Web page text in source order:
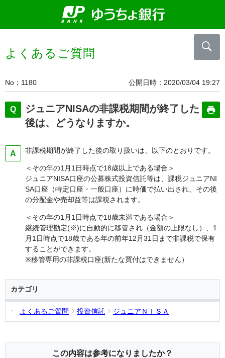
よくあるご質問
No 1180 公開日時 2020/03/04 19:27
ジュニアNISAの非課税期間が終了した
後は、どうなりますか。
非課税期間が終了した後の取り扱いは、以下のとおりです。
＜その年の1月1日時点で18歳以上である場合＞
ジュニアNISA口座の公募株式投資信託等は、課税ジュニアNI
SA口座（特定口座・一般口座）に時価で払い出され、その後
の分配金や売却益等は課税されます。
＜その年の1月1日時点で18歳未満である場合＞
継続管理勘定(※)に自動的に移管され（金額の上限なし）、1
月1日時点で18歳である年の前年12月31日まで非課税で保有
することができます。
※移管専用の非課税口座(新たな買付はできません）
カテゴリ
よくあるご質問 投資信託 ジュニアＮＩＳＡ
この内容は参考になりましたか？